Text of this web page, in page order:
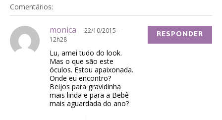
Comentários:
monica
22/10/2015 -
12h28
Lu, amei tudo do look.
Mas o que são este
óculos. Estou apaixonada.
Onde eu encontro?
Beijos para gravidinha
mais linda e para a Bebê
mais aguardada do ano?
RESPONDER